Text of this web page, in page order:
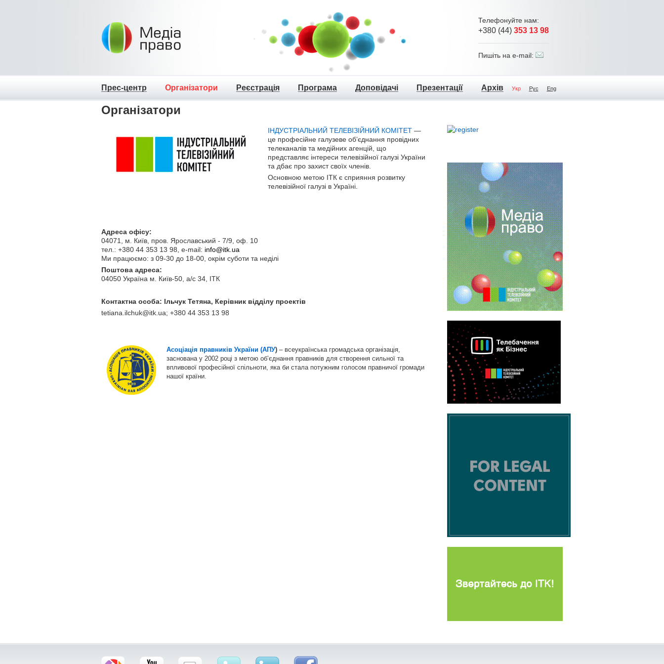
Телефонуйте нам:
+380 (44) 353 13 98
Пишіть на e-mail:
Прес-центр Організатори Реєстрація Програма Доповідачі Презентації Архів Укр Рус Eng
Організатори
ІНДУСТРІАЛЬНИЙ ТЕЛЕВІЗІЙНИЙ КОМІТЕТ —
це професійне галузеве об’єднання провідних
телеканалів та медійних агенцій, що
представляє інтереси телевізійної галузі України
та дбає про захист своїх членів.
Основною метою ІТК є сприяння розвитку
телевізійної галузі в Україні.
Адреса офісу:
04071, м. Київ, пров. Ярославський - 7/9, оф. 10
тел.: +380 44 353 13 98, e-mail: info@itk.ua
Ми працюємо: з 09-30 до 18-00, окрім суботи та неділі
Поштова адреса:
04050 Україна м. Київ-50, а/с 34, ІТК
Контактна особа: Ільчук Тетяна, Керівник відділу проектів
tetiana.ilchuk@itk.ua; +380 44 353 13 98
Асоціація правників України (АПУ) – всеукраїнська громадська організація,
заснована у 2002 році з метою об’єднання правників для створення сильної та
впливової професійної спільноти, яка би стала потужним голосом правничої громади
нашої країни.